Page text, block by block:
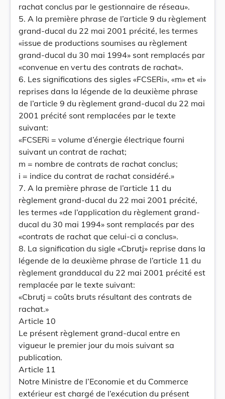
rachat conclus par le gestionnaire de réseau».
5. A la première phrase de l’article 9 du règlement
grand-ducal du 22 mai 2001 précité, les termes
«issue de productions soumises au règlement
grand-ducal du 30 mai 1994» sont remplacés par
«convenue en vertu des contrats de rachat».
6. Les significations des sigles «FCSERi», «m» et «i»
reprises dans la légende de la deuxième phrase
de l’article 9 du règlement grand-ducal du 22 mai
2001 précité sont remplacées par le texte
suivant:
«FCSERi = volume d’énergie électrique fourni
suivant un contrat de rachat;
m = nombre de contrats de rachat conclus;
i = indice du contrat de rachat considéré.»
7. A la première phrase de l’article 11 du
règlement grand-ducal du 22 mai 2001 précité,
les termes «de l’application du règlement grand-
ducal du 30 mai 1994» sont remplacés par des
«contrats de rachat que celui-ci a conclus».
8. La signification du sigle «Cbrutj» reprise dans la
légende de la deuxième phrase de l’article 11 du
règlement grandducal du 22 mai 2001 précité est
remplacée par le texte suivant:
«Cbrutj = coûts bruts résultant des contrats de
rachat.»
Article 10
Le présent règlement grand-ducal entre en
vigueur le premier jour du mois suivant sa
publication.
Article 11
Notre Ministre de l’Economie et du Commerce
extérieur est chargé de l’exécution du présent